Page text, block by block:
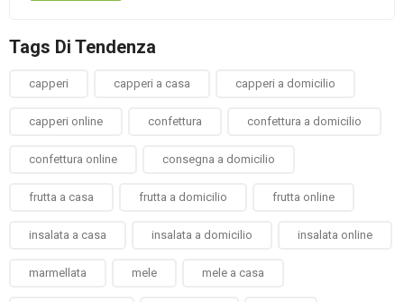
Tags Di Tendenza
capperi capperi a casa capperi a domicilio
capperi online confettura confettura a domicilio
confettura online consegna a domicilio
frutta a casa frutta a domicilio frutta online
insalata a casa insalata a domicilio insalata online
marmellata mele mele a casa